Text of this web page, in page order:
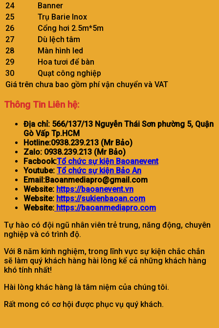
24
Banner
25
Trụ Barie Inox
26
Cổng hơi 2.5m*5m
27
Dù lệch tâm
28
Màn hình led
29
Hoa tươi để bàn
30
Quạt công nghiệp
Giá trên chưa bao gồm phí vận chuyển và VAT
Thông Tin Liên hệ:
Địa chỉ: 566/137/13 Nguyễn Thái Sơn phường 5, Quận
Gò Vấp Tp.HCM
Hotline:0938.239.213 (Mr Bảo)
Zalo: 0938.239.213 (Mr Bảo)
Facbook:Tổ chức sự kiện Baoanevent
Youtube: Tổ chức sự kiện Bảo An
Email:Baoanmediapro@gmail.com
Website: https://baoanevent.vn
Website: https://sukienbaoan.com
Website: https://baoanmediapro.com
Tự hào có đội ngũ nhân viên trẻ trung, năng động, chuyên
nghiệp và có trình độ.
Với 8 năm kinh nghiệm, trong lĩnh vực sự kiện chắc chắn
sẽ làm quý khách hàng hài lòng kể cả những khách hàng
khó tính nhất!
Hài lòng khác hàng là tâm niệm của chúng tôi.
Rất mong có cơ hội được phục vụ quý khách.